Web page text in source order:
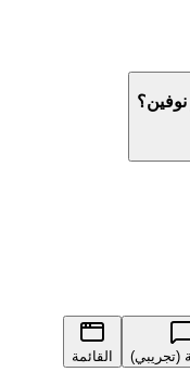
نوفين؟
(تجريبي) القائمة